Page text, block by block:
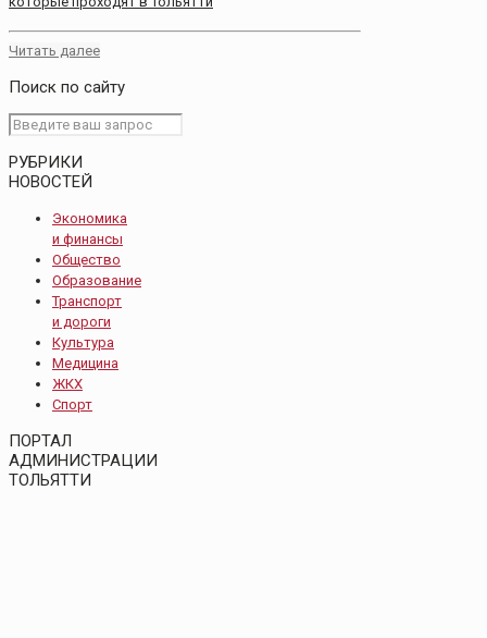
Читать далее
Поиск по сайту
РУБРИКИ
НОВОСТЕЙ
Экономика
и финансы
Общество
Образование
Транспорт
и дороги
Культура
Медицина
ЖКХ
Спорт
ПОРТАЛ
АДМИНИСТРАЦИИ
ТОЛЬЯТТИ